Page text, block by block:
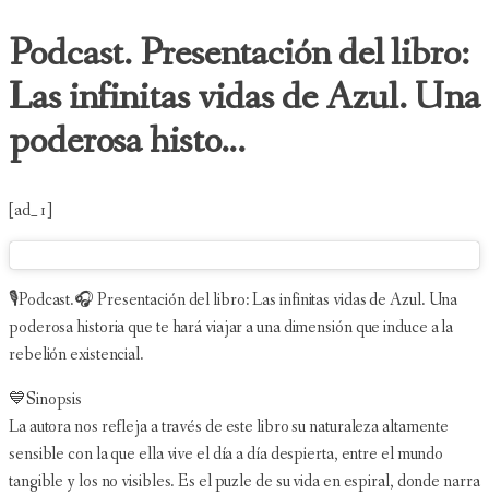
Podcast. Presentación del libro:
Las infinitas vidas de Azul. Una
poderosa histo...
[ad_1]
🎙Podcast.🎧 Presentación del libro: Las infinitas vidas de Azul. Una
poderosa historia que te hará viajar a una dimensión que induce a la
rebelión existencial.
💙Sinopsis
La autora nos refleja a través de este libro su naturaleza altamente
sensible con la que ella vive el día a día despierta, entre el mundo
tangible y los no visibles. Es el puzle de su vida en espiral, donde narra